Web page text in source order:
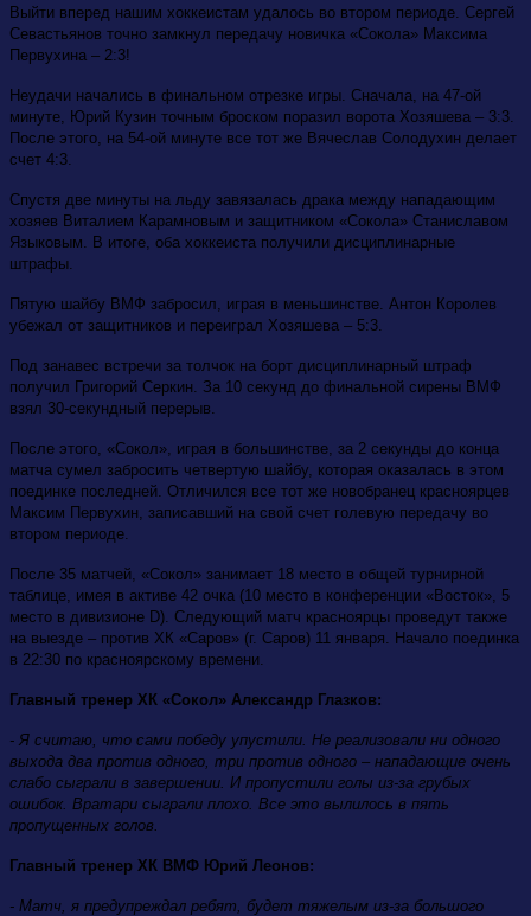
Выйти вперед нашим хоккеистам удалось во втором периоде. Сергей
Севастьянов точно замкнул передачу новичка «Сокола» Максима
Первухина – 2:3!
Неудачи начались в финальном отрезке игры. Сначала, на 47-ой
минуте, Юрий Кузин точным броском поразил ворота Хозяшева – 3:3.
После этого, на 54-ой минуте все тот же Вячеслав Солодухин делает
счет 4:3.
Спустя две минуты на льду завязалась драка между нападающим
хозяев Виталием Карамновым и защитником «Сокола» Станиславом
Языковым. В итоге, оба хоккеиста получили дисциплинарные
штрафы.
Пятую шайбу ВМФ забросил, играя в меньшинстве. Антон Королев
убежал от защитников и переиграл Хозяшева – 5:3.
Под занавес встречи за толчок на борт дисциплинарный штраф
получил Григорий Серкин. За 10 секунд до финальной сирены ВМФ
взял 30-секундный перерыв.
После этого, «Сокол», играя в большинстве, за 2 секунды до конца
матча сумел забросить четвертую шайбу, которая оказалась в этом
поединке последней. Отличился все тот же новобранец красноярцев
Максим Первухин, записавший на свой счет голевую передачу во
втором периоде.
После 35 матчей, «Сокол» занимает 18 место в общей турнирной
таблице, имея в активе 42 очка (10 место в конференции «Восток», 5
место в дивизионе D). Следующий матч красноярцы проведут также
на выезде – против ХК «Саров» (г. Саров) 11 января. Начало поединка
в 22:30 по красноярскому времени.
Главный тренер ХК «Сокол» Александр Глазков:
- Я считаю, что сами победу упустили. Не реализовали ни одного
выхода два против одного, три против одного – нападающие очень
слабо сыграли в завершении. И пропустили голы из-за грубых
ошибок. Вратари сыграли плохо. Все это вылилось в пять
пропущенных голов.
Главный тренер ХК ВМФ Юрий Леонов:
- Матч, я предупреждал ребят, будет тяжелым из-за большого